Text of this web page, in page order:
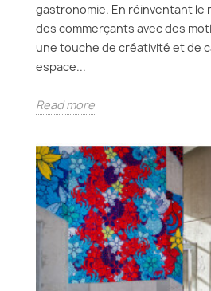
gastronomie. En réinventant le
des commerçants avec des
une touche de créativité et de
espace...
Read more